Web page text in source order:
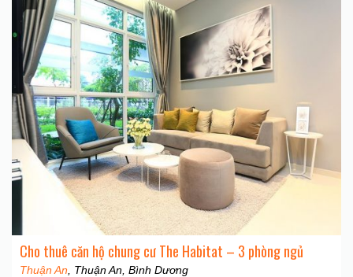
Cho thuê căn hộ chung cư The Habitat – 3 phòng ngủ
Thuận An , Thuận An, Bình Dương